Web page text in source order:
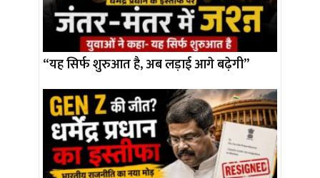
“यह सिर्फ शुरुआत है, अब लड़ाई आगे बढ़ेगी”